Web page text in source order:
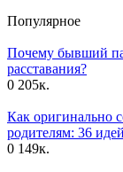
Популярное
Почему бывший
расставания?
0 205к.
Как оригинально
родителям: 36
0 149к.